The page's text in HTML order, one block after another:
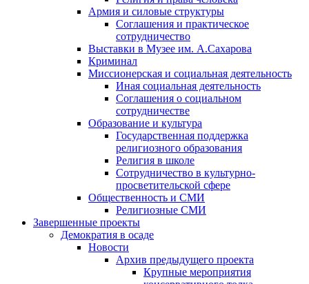
Армия и силовые структуры
Соглашения и практическое
сотрудничество
Выставки в Музее им. А.Сахарова
Криминал
Миссионерская и социальная деятельность
Иная социальная деятельность
Соглашения о социальном
сотрудничестве
Образование и культура
Государственная поддержка
религиозного образования
Религия в школе
Сотрудничество в культурно-
просветительской сфере
Общественность и СМИ
Религиозные СМИ
Завершенные проекты
Демократия в осаде
Новости
Архив предыдущего проекта
Крупные мероприятия